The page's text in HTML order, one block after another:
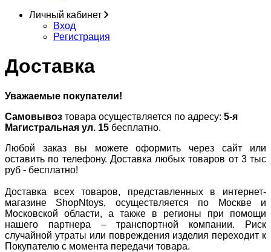
Личный кабинет
Вход
Регистрация
Доставка
Уважаемые покупатели!
Самовывоз товара осуществляется по адресу: 5-я
Магистральная ул. 15 бесплатно.
Любой заказ вы можете оформить через сайт или
оставить по телефону. Доставка любых товаров от 3 тыс
руб - бесплатно!
Доставка всех товаров, представленных в интернет-
магазине ShopNtoys, осуществляется по Москве и
Московской области, а также в регионы при помощи
нашего партнера – транспортной компании. Риск
случайной утраты или повреждения изделия переходит к
Покупателю с момента передачи товара.